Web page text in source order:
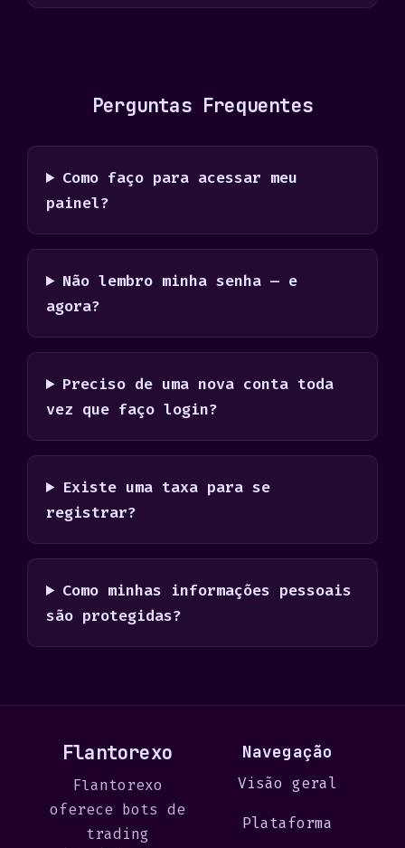
Perguntas Frequentes
Como faço para acessar meu
painel?
Não lembro minha senha — e
agora?
Preciso de uma nova conta toda
vez que faço login?
Existe uma taxa para se
registrar?
Como minhas informações pessoais
são protegidas?
Flantorexo
Flantorexo
oferece bots de
trading
Navegação
Visão geral
Plataforma